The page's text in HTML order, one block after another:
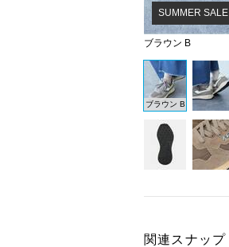
ブラウン B
SUMMER SALE
ブラウン B
関連スナップ